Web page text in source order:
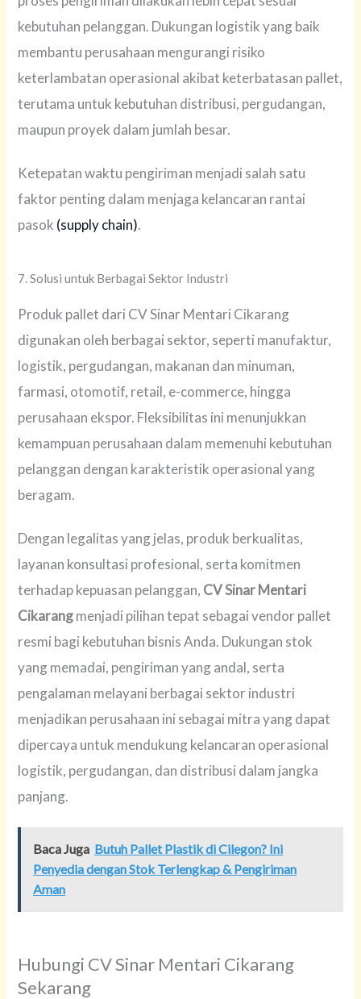
kebutuhan pelanggan. Dukungan logistik yang baik
membantu perusahaan mengurangi risiko
keterlambatan operasional akibat keterbatasan pallet,
terutama untuk kebutuhan distribusi, pergudangan,
maupun proyek dalam jumlah besar.
Ketepatan waktu pengiriman menjadi salah satu
faktor penting dalam menjaga kelancaran rantai
pasok (supply chain).
7. Solusi untuk Berbagai Sektor Industri
Produk pallet dari CV Sinar Mentari Cikarang
digunakan oleh berbagai sektor, seperti manufaktur,
logistik, pergudangan, makanan dan minuman,
farmasi, otomotif, retail, e-commerce, hingga
perusahaan ekspor. Fleksibilitas ini menunjukkan
kemampuan perusahaan dalam memenuhi kebutuhan
pelanggan dengan karakteristik operasional yang
beragam.
Dengan legalitas yang jelas, produk berkualitas,
layanan konsultasi profesional, serta komitmen
terhadap kepuasan pelanggan, CV Sinar Mentari
Cikarangmenjadi pilihan tepat sebagai vendor pallet
resmi bagi kebutuhan bisnis Anda. Dukungan stok
yang memadai, pengiriman yang andal, serta
pengalaman melayani berbagai sektor industri
menjadikan perusahaan ini sebagai mitra yang dapat
dipercaya untuk mendukung kelancaran operasional
logistik, pergudangan, dan distribusi dalam jangka
panjang.
Baca Juga Butuh Pallet Plastik di Cilegon? Ini
Penyedia dengan Stok Terlengkap & Pengiriman
Aman
Hubungi CV Sinar Mentari Cikarang
Sekarang